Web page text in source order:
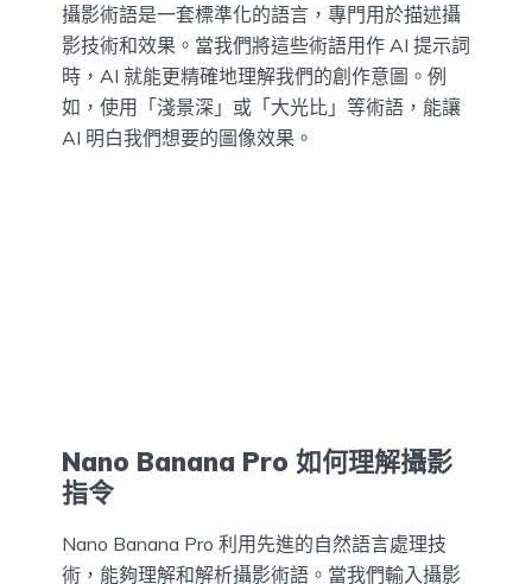
攝影術語是一套標準化的語言，專門用於描述攝
影技術和效果。當我們將這些術語用作 AI 提示詞
時，AI 就能更精確地理解我們的創作意圖。例
如，使用「淺景深」或「大光比」等術語，能讓
AI 明白我們想要的圖像效果。
Nano Banana Pro 如何理解攝影
指令
Nano Banana Pro 利用先進的自然語言處理技
術，能夠理解和解析攝影術語。當我們輸入攝影